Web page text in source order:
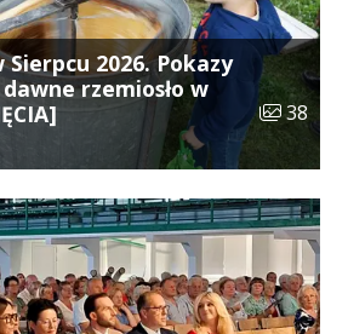
2026. Pokazy
rzemiosło w
Liczba
38